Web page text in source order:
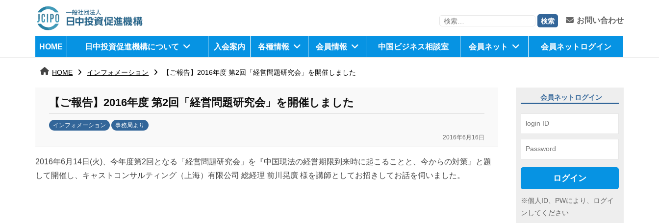
日
中
進
機
j
検
お問い合わせ
HOME 日中投資促進機構について 入会案内 各種情報 会員情報 中国ビジネス相談室 会員ネット 会員ネットログイン
HOME インフォメーション 【ご報告】2016年度 第2回「経営問題研究会」を開催しました
【ご報告】2016年度 第2回「経営問題研究会」を開催しました
インフォメーション 事務局より
2016年6月16日
k
a
2016年6月14日(火)、今年度第2回となる「経営問題研究会」を『中国現法の経営期限到来時に起こることと、今からの対策』と題
して開催し、 キャストコンサルティング（上海）有限公司 総経理 前川晃廣 様を講師としてお招きしてお話を伺いました。
会員ネットログイン
ログイン
※個人ID、PWにより、ログイ
ンしてください